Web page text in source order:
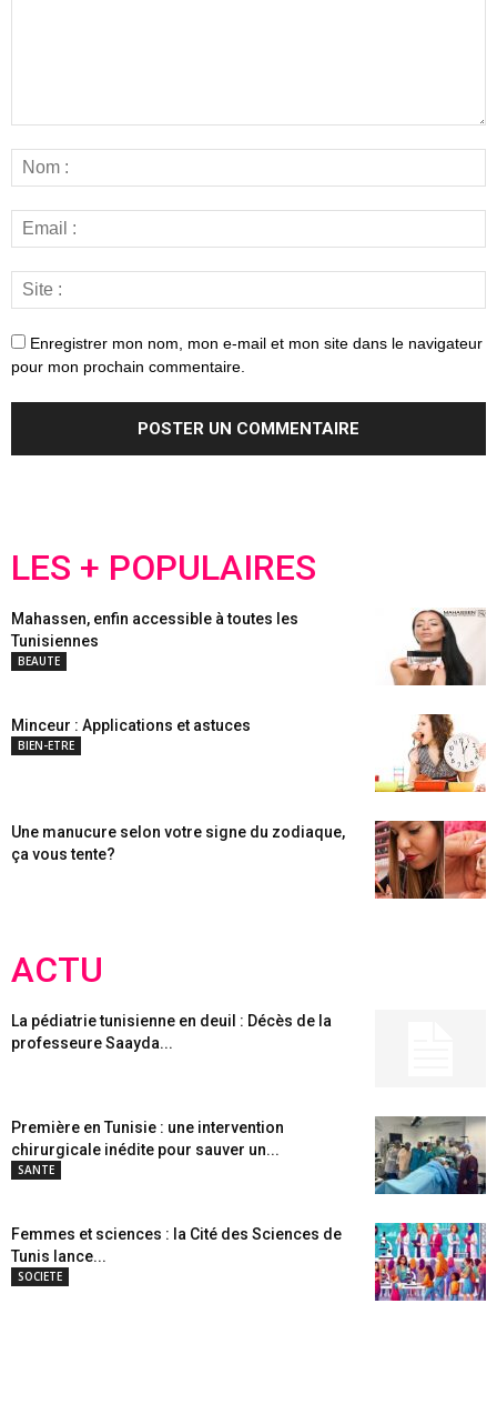
Enregistrer mon nom, mon e-mail et mon site dans le navigateur
pour mon prochain commentaire.
LES + POPULAIRES
Mahassen, enfin accessible à toutes les
Tunisiennes
BEAUTE
Minceur : Applications et astuces
BIEN-ETRE
Une manucure selon votre signe du zodiaque,
ça vous tente?
ACTU
La pédiatrie tunisienne en deuil : Décès de la
professeure Saayda...
Première en Tunisie : une intervention
chirurgicale inédite pour sauver un...
SANTE
Femmes et sciences : la Cité des Sciences de
Tunis lance...
SOCIETE